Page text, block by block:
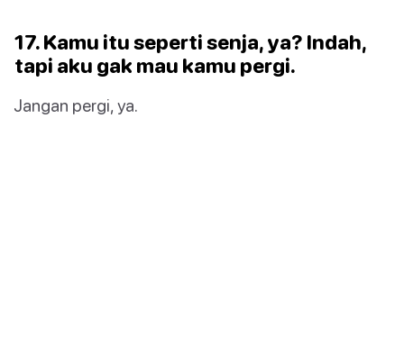
17. Kamu itu seperti senja, ya? Indah,
tapi aku gak mau kamu pergi.
Jangan pergi, ya.